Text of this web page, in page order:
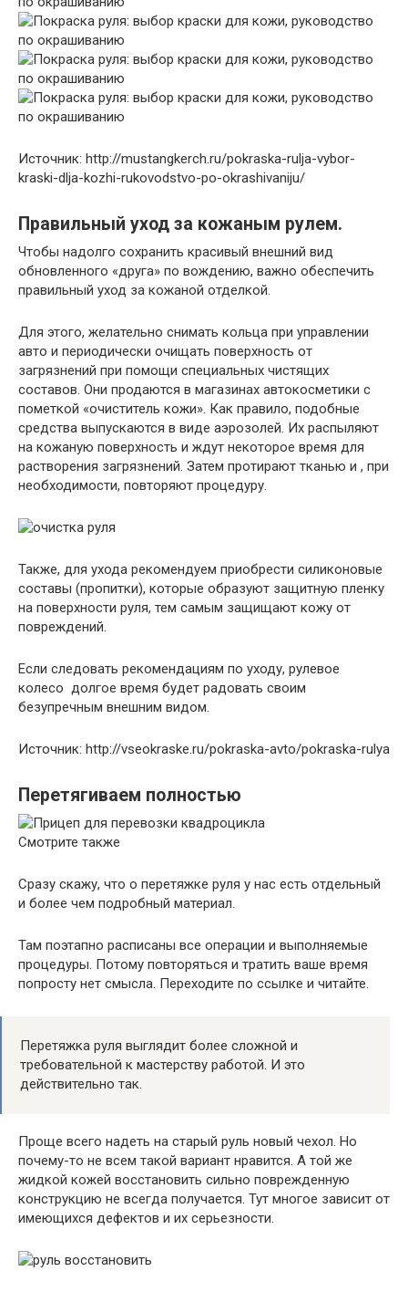
Источник: http://mustangkerch.ru/pokraska-rulja-vybor-
kraski-dlja-kozhi-rukovodstvo-po-okrashivaniju/
Правильный уход за кожаным рулем.
Чтобы надолго сохранить красивый внешний вид
обновленного «друга» по вождению, важно обеспечить
правильный уход за кожаной отделкой.
Для этого, желательно снимать кольца при управлении
авто и периодически очищать поверхность от
загрязнений при помощи специальных чистящих
составов. Они продаются в магазинах автокосметики с
пометкой «очиститель кожи». Как правило, подобные
средства выпускаются в виде аэрозолей. Их распыляют
на кожаную поверхность и ждут некоторое время для
растворения загрязнений. Затем протирают тканью и , при
необходимости, повторяют процедуру.
Также, для ухода рекомендуем приобрести силиконовые
составы (пропитки), которые образуют защитную пленку
на поверхности руля, тем самым защищают кожу от
повреждений.
Если следовать рекомендациям по уходу, рулевое
колесо долгое время будет радовать своим
безупречным внешним видом.
Источник: http://vseokraske.ru/pokraska-avto/pokraska-rulya
Перетягиваем полностью
Смотрите также
Сразу скажу, что о перетяжке руля у нас есть отдельный
и более чем подробный материал.
Там поэтапно расписаны все операции и выполняемые
процедуры. Потому повторяться и тратить ваше время
попросту нет смысла. Переходите по ссылке и читайте.
Перетяжка руля выглядит более сложной и
требовательной к мастерству работой. И это
действительно так.
Проще всего надеть на старый руль новый чехол. Но
почему-то не всем такой вариант нравится. А той же
жидкой кожей восстановить сильно поврежденную
конструкцию не всегда получается. Тут многое зависит от
имеющихся дефектов и их серьезности.